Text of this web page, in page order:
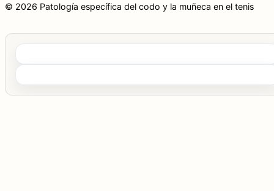
© 2026 Patología específica del codo y la muñeca en el tenis